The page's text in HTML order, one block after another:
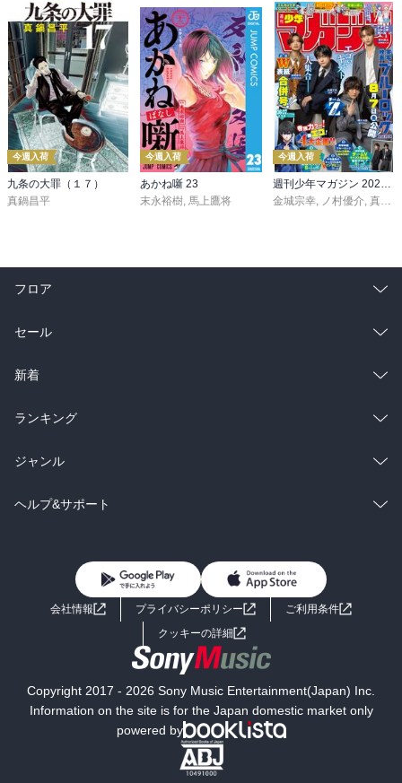
今週入荷
九条の大罪（１７）
真鍋昌平
今週入荷
あかね噺 23
末永裕樹, 馬上鷹将
今週入荷
週刊少年マガジン 2026年36・37号[2026年8月5日発売]
金城宗幸, ノ村優介, 真島ヒロ
フロア
総合
ラノベ
雑誌・グラビア
BL・TL
セール
総合
ラノベ
雑誌・グラビア
BL・TL
新着
総合
ラノベ
雑誌・グラビア
ランキング
総合
ラノベ
ジャンル
コミック
ライトノベル 男子向けラノベ
小説
海外小説
ミステリー SF
文学
ヘルプ&サポート
よくあるご質問 お問い合わせ
会社情報 プライバシーポリシー
ご利用条件
クッキーの詳細
Copyright 2017 - 2026 Sony Music Entertainment(Japan) Inc.
Information on the site is for the Japan domestic market only
powered by